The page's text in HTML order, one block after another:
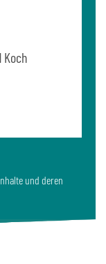
Koch
und deren